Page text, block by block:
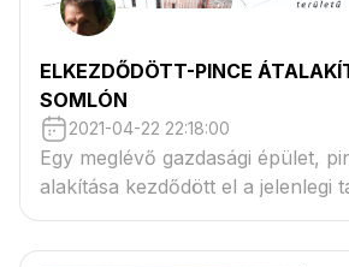
ELKEZDŐDÖTT-PINCE
SOMLÓN
2021-04-22 22:18:00
Egy meglévő gazdasági épület,
alakítása kezdődött el a jelenlegi
változások következményeként.